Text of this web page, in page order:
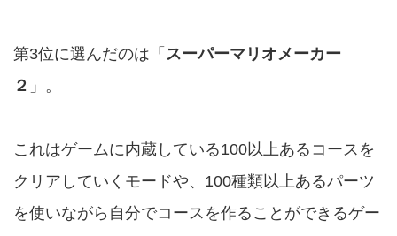
第3位に選んだのは「 スーパーマリオメーカー
２ 」。
これはゲームに内蔵している100以上あるコースを
クリアしていくモードや、100種類以上あるパーツ
を使いながら自分でコースを作ることができるゲー